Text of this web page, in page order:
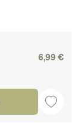
6,99 €